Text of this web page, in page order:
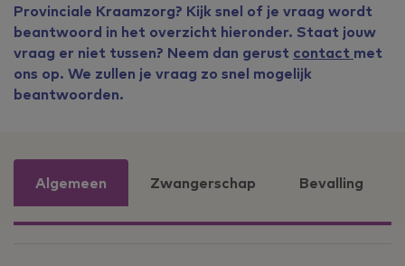
Provinciale Kraamzorg? Kijk snel of je vraag wordt
beantwoord in het overzicht hieronder. Staat jouw
vraag er niet tussen? Neem dan gerust contact met
ons op. We zullen je vraag zo snel mogelijk
beantwoorden.
Algemeen Zwangerschap Bevalling